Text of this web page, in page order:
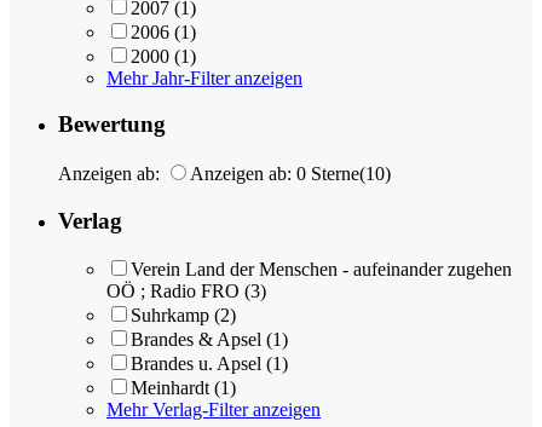
2007 (1)
2006 (1)
2000 (1)
Mehr Jahr-Filter anzeigen
Bewertung
Anzeigen ab: Anzeigen ab: 0 Sterne(10)
Verlag
Verein Land der Menschen - aufeinander zugehen
OÖ ; Radio FRO (3)
Suhrkamp (2)
Brandes & Apsel (1)
Brandes u. Apsel (1)
Meinhardt (1)
Mehr Verlag-Filter anzeigen